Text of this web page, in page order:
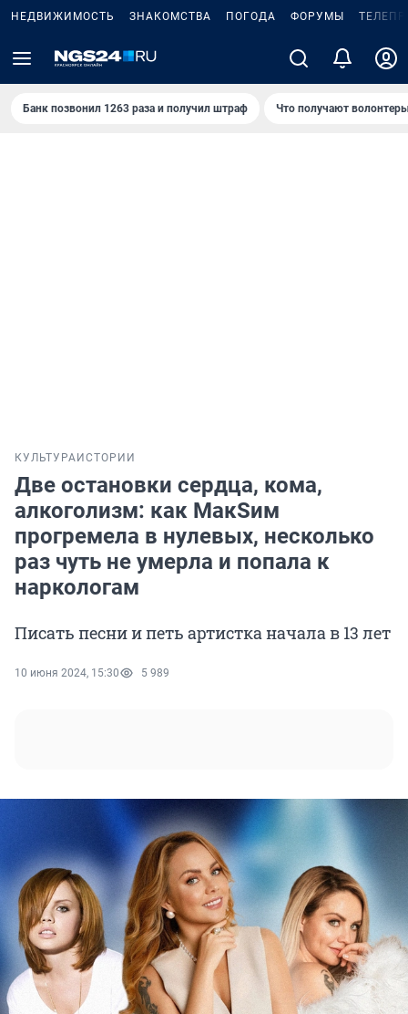
НЕДВИЖИМОСТЬ ЗНАКОМСТВА ПОГОДА ФОРУМЫ
Банк позвонил 1263 раза и получил штраф Что получают
КУЛЬТУРА ИСТОРИИ
Две остановки сердца, кома,
алкоголизм: как МакSим
прогремела в нулевых, несколько
раз чуть не умерла и попала к
наркологам
Писать песни и петь артистка начала в 13 лет
10 июня 2024, 15:30 5 989